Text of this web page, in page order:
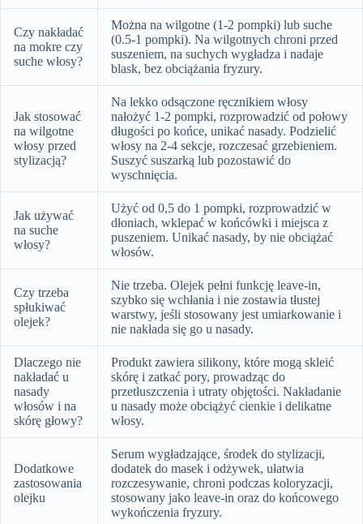
Czy nakładać
na mokre czy
suche włosy?
Można na wilgotne (1-2 pompki) lub suche
(0.5-1 pompki). Na wilgotnych chroni przed
suszeniem, na suchych wygładza i nadaje
blask, bez obciążania fryzury.
Jak stosować
na wilgotne
włosy przed
stylizacją?
Na lekko odsączone ręcznikiem włosy
nałożyć 1-2 pompki, rozprowadzić od połowy
długości po końce, unikać nasady. Podzielić
włosy na 2-4 sekcje, rozczesać grzebieniem.
Suszyć suszarką lub pozostawić do
wyschnięcia.
Jak używać
na suche
włosy?
Użyć od 0,5 do 1 pompki, rozprowadzić w
dłoniach, wklepać w końcówki i miejsca z
puszeniem. Unikać nasady, by nie obciążać
włosów.
Czy trzeba
spłukiwać
olejek?
Nie trzeba. Olejek pełni funkcję leave-in,
szybko się wchłania i nie zostawia tłustej
warstwy, jeśli stosowany jest umiarkowanie i
nie nakłada się go u nasady.
Dlaczego nie
nakładać u
nasady
włosów i na
skórę głowy?
Produkt zawiera silikony, które mogą skleić
skórę i zatkać pory, prowadząc do
przetłuszczenia i utraty objętości. Nakładanie
u nasady może obciążyć cienkie i delikatne
włosy.
Dodatkowe
zastosowania
olejku
Serum wygładzające, środek do stylizacji,
dodatek do masek i odżywek, ułatwia
rozczesywanie, chroni podczas koloryzacji,
stosowany jako leave-in oraz do końcowego
wykończenia fryzury.